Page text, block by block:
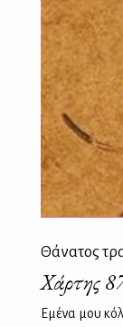
Θάνατος
Χάρτης
Εμένα μου